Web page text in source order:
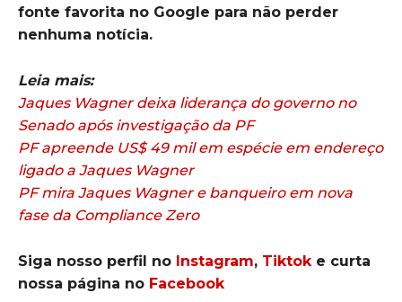
fonte favorita no Google para não perder
nenhuma notícia.
Leia mais:
Jaques Wagner deixa liderança do governo no
Senado após investigação da PF
PF apreende US$ 49 mil em espécie em endereço
ligado a Jaques Wagner
PF mira Jaques Wagner e banqueiro em nova
fase da Compliance Zero
Siga nosso perfil no Instagram, Tiktoke curta
nossa página no Facebook